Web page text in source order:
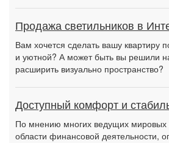
Продажа светильников в
Вам хочется сделать вашу квартиру
и уютной? А может быть вы решили
расширить визуально пространство?
Доступный комфорт и
По мнению многих ведущих мировых
области финансовой деятельности,